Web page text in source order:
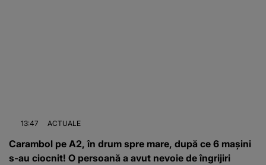
13:47 ACTUALE
Carambol pe A2, în drum spre mare, după ce 6 mașini
s-au ciocnit! O persoană a avut nevoie de îngrijiri